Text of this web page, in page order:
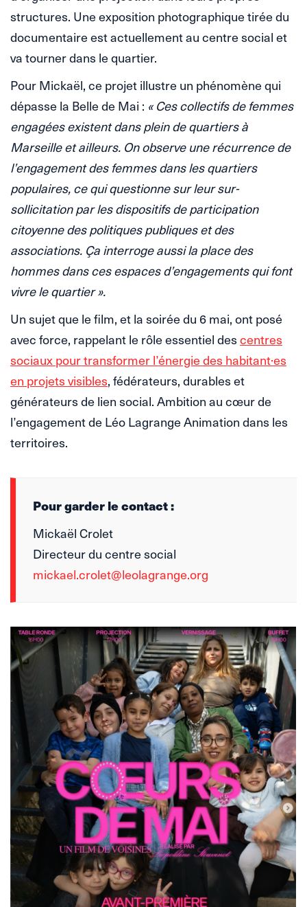
structures. Une exposition photographique tirée du
documentaire est actuellement au centre social et
va tourner dans le quartier.
Pour Mickaël, ce projet illustre un phénomène qui
dépasse la Belle de Mai : « Ces collectifs de femmes
engagées existent dans plein de quartiers à
Marseille et ailleurs. On observe une récurrence de
l’engagement des femmes dans les quartiers
populaires, ce qui questionne sur leur sur-
sollicitation par les dispositifs de participation
citoyenne des politiques publiques et des
associations. Ça interroge aussi la place des
hommes dans ces espaces d’engagements qui font
vivre le quartier ».
Un sujet que le film, et la soirée du 6 mai, ont posé
avec force, rappelant le rôle essentiel descentres
sociaux pour transformer l’énergie des habitant·es
en projets visibles, fédérateurs, durables et
générateurs de lien social. Ambition au cœur de
l’engagement de Léo Lagrange Animation dans les
territoires.
Pour garder le contact :
Mickaël Crolet
Directeur du centre social
mickael.crolet@leolagrange.org